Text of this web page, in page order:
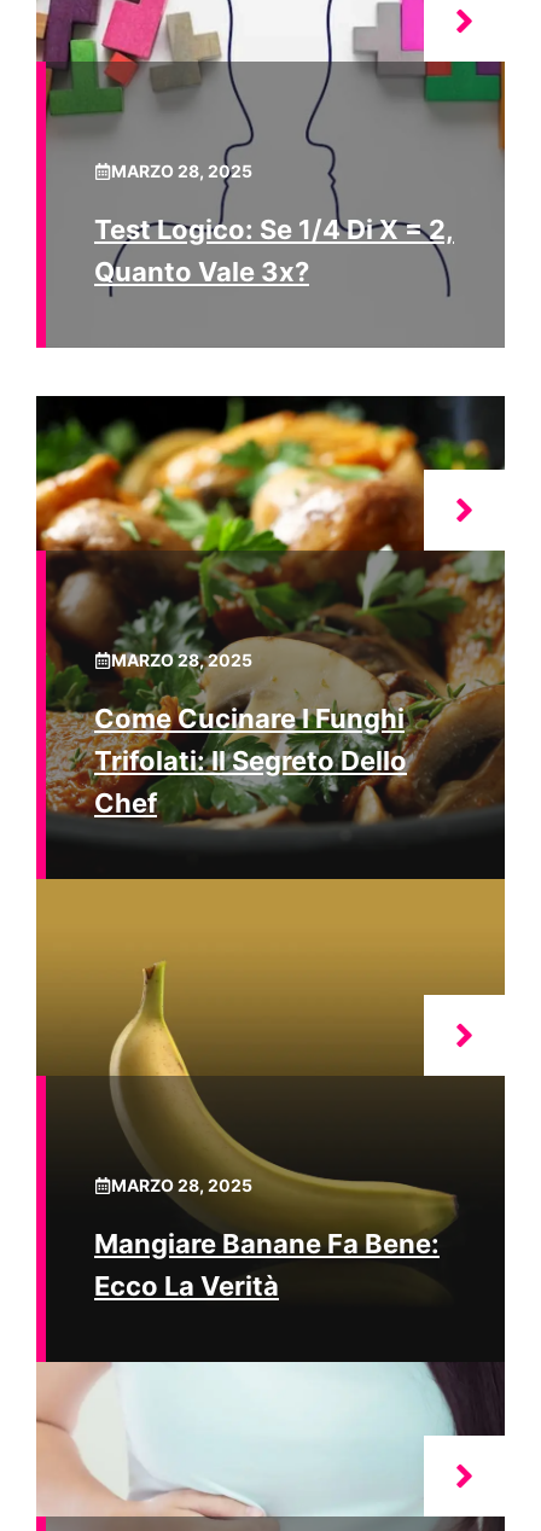
MARZO 28, 2025
Test Logico: Se 1/4 Di X = 2,
Quanto Vale 3x?
MARZO 28, 2025
Come Cucinare I Funghi
Trifolati: Il Segreto Dello
Chef
MARZO 28, 2025
Mangiare Banane Fa Bene:
Ecco La Verità